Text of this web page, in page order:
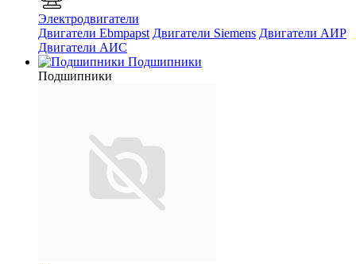
Электродвигатели
Двигатели Ebmpapst Двигатели Siemens Двигатели АИР
Двигатели АИС
Подшипники
Подшипники